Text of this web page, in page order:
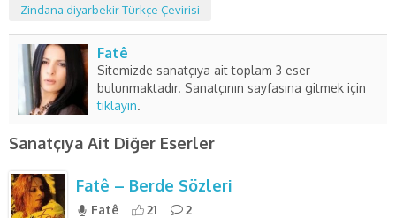
Zindana diyarbekir Türkçe Çevirisi
Fatê
Sitemizde sanatçıya ait toplam 3 eser
bulunmaktadır. Sanatçının sayfasına gitmek için
tıklayın.
Sanatçıya Ait Diğer Eserler
Fatê – Berde Sözleri
Fatê 21 2